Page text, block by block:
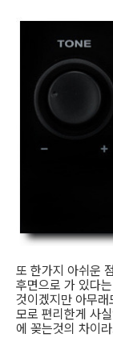
또 한가지 아쉬운
후면으로 가 있다
것이겠지만 아무
모로 편리한게 사
에 꽂는것의 차이